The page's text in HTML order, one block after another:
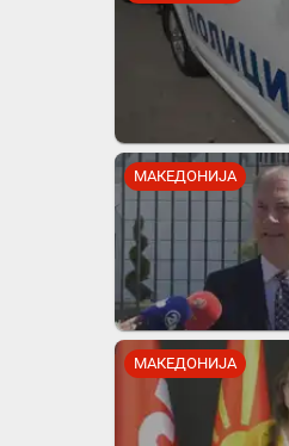
МАКЕДОНИЈА
МАКЕДОНИЈА